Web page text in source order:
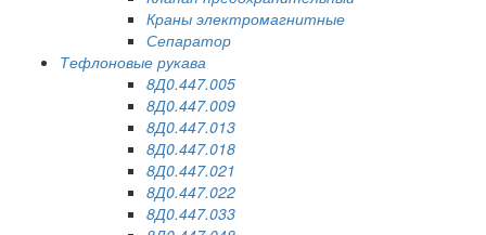
Краны электромагнитные
Сепаратор
Тефлоновые рукава
8Д0.447.005
8Д0.447.009
8Д0.447.013
8Д0.447.018
8Д0.447.021
8Д0.447.022
8Д0.447.033